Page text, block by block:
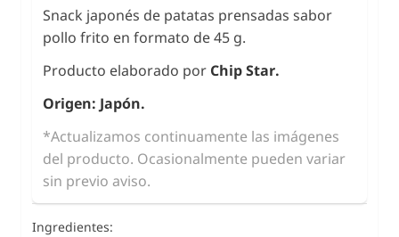
Snack japonés de patatas prensadas sabor
pollo frito en formato de 45 g.
Producto elaborado por Chip Star.
Origen: Japón.
*Actualizamos continuamente las imágenes
del producto. Ocasionalmente pueden variar
sin previo aviso.
Ingredientes: